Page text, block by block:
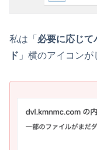
私は「 必要に応じて
ド 」横のアイコン